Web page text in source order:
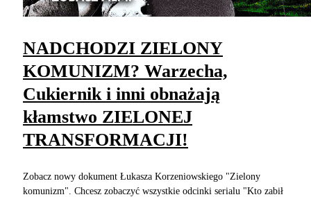
NADCHODZI ZIELONY
KOMUNIZM? Warzecha,
Cukiernik i inni obnażają
kłamstwo ZIELONEJ
TRANSFORMACJI!
Zobacz nowy dokument Łukasza Korzeniowskiego "Zielony
komunizm". Chcesz zobaczyć wszystkie odcinki serialu "Kto zabił